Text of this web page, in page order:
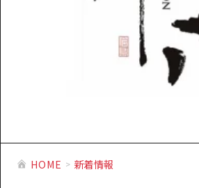
提供資料のご案内
オンライン相談窓
ひろしま観光大使
新着情報
HOME 新着情報